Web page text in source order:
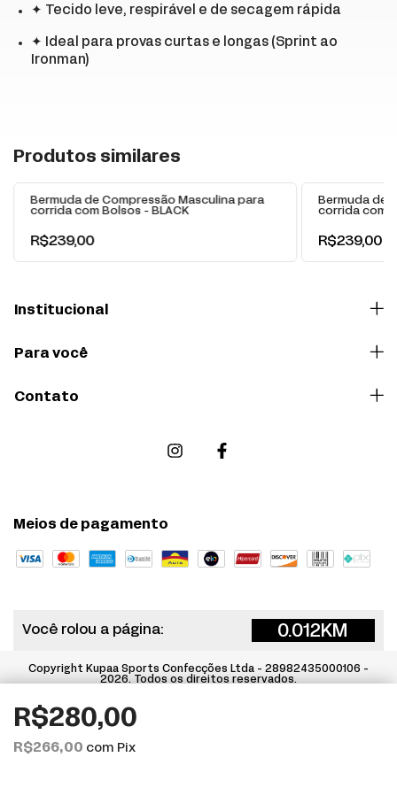
Ao navegar por este site
cookiespara agilizar a sua experiência de compra.
R$280,00
R$266,00 com Pix
✦ Tecido leve, respirável e de secagem rápida
✦ Ideal para provas curtas e longas (Sprint ao
Ironman)
Produtos similares
Bermuda de Compressão Masculina para
corrida com Bolsos - BLACK
R$239,00
+
Bermuda de
corrida com
R$239,00
Institucional
Para você
Contato
Meios de pagamento
Você rolou a página: 0.012 KM
Copyright Kupaa Sports Confecções Ltda - 28982435000106 -
2026. Todos os direitos reservados.